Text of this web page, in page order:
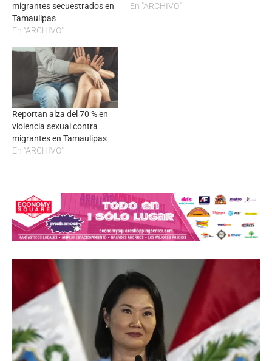
migrantes secuestrados en
Tamaulipas
En "ARCHIVO"
En "ARCHIVO"
Reportan alza del 70 % en
violencia sexual contra
migrantes en Tamaulipas
En "ARCHIVO"